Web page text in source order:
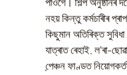
পাওগৈ। শিল্প অনুষ্ঠানৰ
নহয় কিন্তু কৰ্মচাৰীৰ
কিছুমান অতিৰিক্ত সুবিধা
যাত্ৰাত ৰেহাই, ল’ৰা-
পে়ঞ্চন ফাণ্ডত